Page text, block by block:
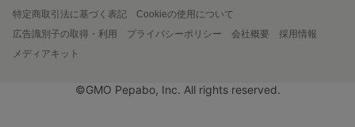
特定商取引法に基づく表記
Cookieの使用について
広告識別子の取得・利用
プライバシーポリシー 会社概要
採用情報
メディアキット
©GMO Pepabo, Inc. All rights reserved.